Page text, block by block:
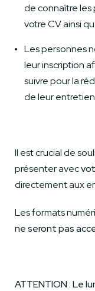
de connaître
votre CV ainsi
Les personnes
leur inscription
suivre pour la
de leur
Il est crucial de
présenter avec
directement aux
Les formats
ne seront pas
ATTENTION : Le